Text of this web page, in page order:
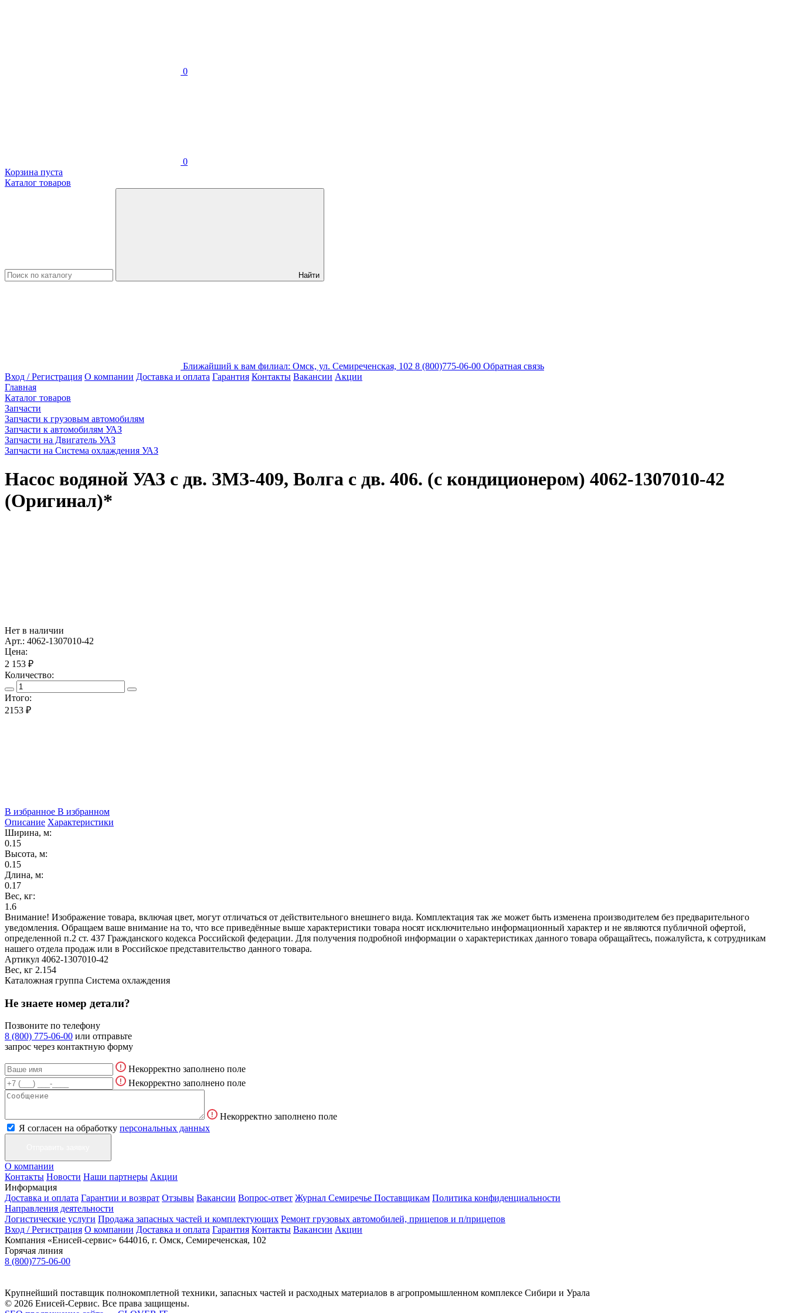
0
0
Корзина пуста
Каталог товаров
Найти
Ближайший к вам филиал: Омск, ул. Семиреченская, 102 8 (800)775-06-00 Обратная связь
Вход / Регистрация О компании Доставка и оплата Гарантия Контакты Вакансии Акции
Главная
Каталог товаров
Запчасти
Запчасти к грузовым автомобилям
Запчасти к автомобилям УАЗ
Запчасти на Двигатель УАЗ
Запчасти на Система охлаждения УАЗ
Насос водяной УАЗ с дв. ЗМЗ-409, Волга с дв. 406. (с кондиционером) 4062-1307010-42
(Оригинал)*
Нет в наличии
Арт.: 4062-1307010-42
Цена:
2 153 ₽
Количество:
Итого:
2153 ₽
В избранное В избранном
Описание Характеристики
Ширина, м:
0.15
Высота, м:
0.15
Длина, м:
0.17
Вес, кг:
1.6
Внимание! Изображение товара, включая цвет, могут отличаться от действительного внешнего вида. Комплектация так же может быть изменена производителем без предварительного
уведомления. Обращаем ваше внимание на то, что все приведённые выше характеристики товара носят исключительно информационный характер и не являются публичной офертой,
определенной п.2 ст. 437 Гражданского кодекса Российской федерации. Для получения подробной информации о характеристиках данного товара обращайтесь, пожалуйста, к сотрудникам
нашего отдела продаж или в Российское представительство данного товара.
Артикул 4062-1307010-42
Вес, кг 2.154
Каталожная группа Система охлаждения
Не знаете номер детали?
Позвоните по телефону
8 (800) 775-06-00 или отправьте
запрос через контактную форму
Некорректно заполнено поле
Некорректно заполнено поле
Некорректно заполнено поле
Я согласен на обработку персональных данных
О компании
Контакты Новости Наши партнеры Акции
Информация
Доставка и оплата Гарантии и возврат Отзывы Вакансии Вопрос-ответ Журнал Семиречье Поставщикам Политика конфиденциальности
Направления деятельности
Логистические услуги Продажа запасных частей и комплектующих Ремонт грузовых автомобилей, прицепов и п/прицепов
Вход / Регистрация О компании Доставка и оплата Гарантия Контакты Вакансии Акции
Компания «Енисей-сервис» 644016, г. Омск, Семиреченская, 102
Горячая линия
8 (800)775-06-00
Крупнейший поставщик полнокомплетной техники, запасных частей и расходных материалов в агропромышленном комплексе Сибири и Урала
© 2026 Енисей-Сервис. Все права защищены.